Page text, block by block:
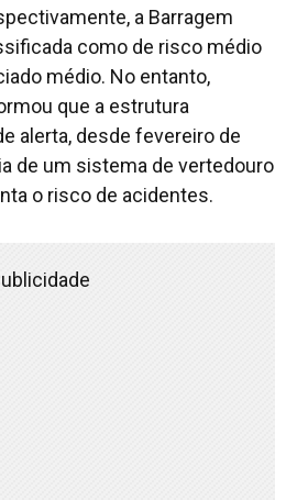
a Barragem
como de risco médio
médio. No entanto,
que a estrutura
alerta, desde fevereiro de
de um sistema de vertedouro
o risco de acidentes.